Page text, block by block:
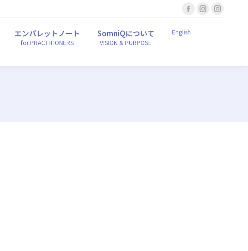
Facebook
page
new
Instagram
newnew
エンパレットノート
for PRACTITIONERS
SomniQについて
VISION & PURPOSE
English
エンパレットノート SomniQについて English